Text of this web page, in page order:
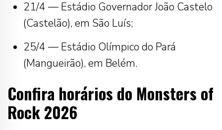
21/4 — Estádio Governador João Castelo
(Castelão), em São Luís;
25/4 — Estádio Olímpico do Pará
(Mangueirão), em Belém.
Confira horários do Monsters of
Rock 2026